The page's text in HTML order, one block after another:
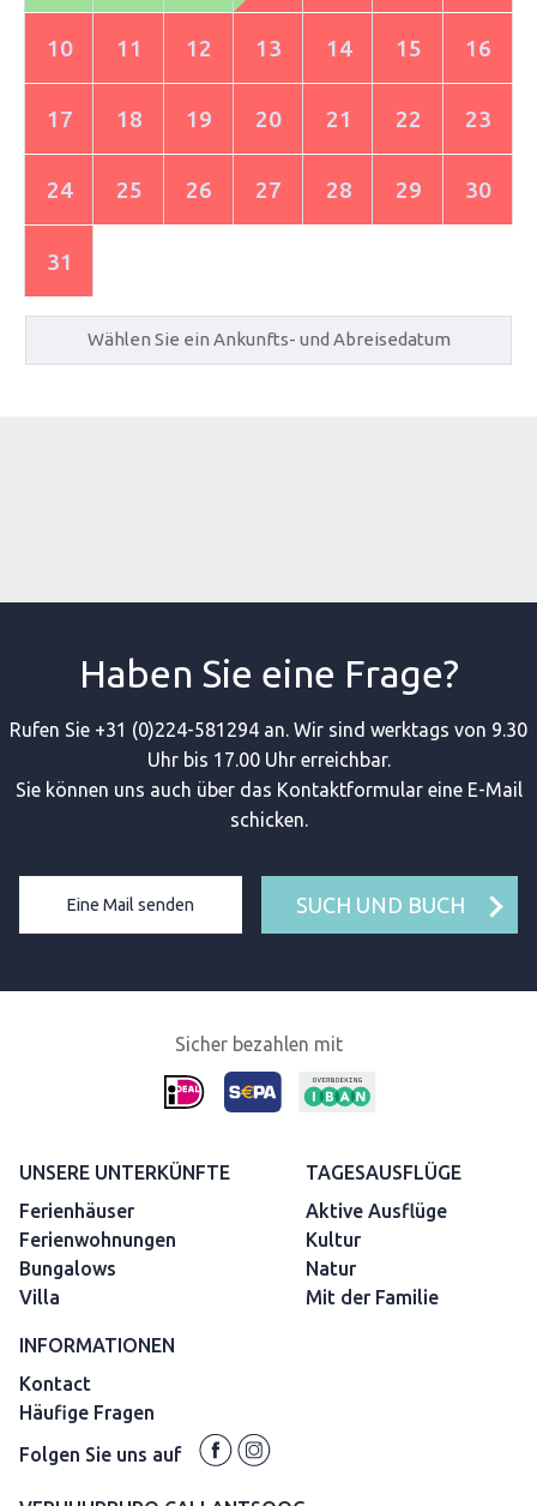
10 11 12 13 14 15 16
17 18 19 20 21 22 23
24 25 26 27 28 29 30
31
Haben Sie eine Frage?
Rufen Sie +31 (0)224-581294 an. Wir sind werktags von 9.30
Uhr bis 17.00 Uhr erreichbar.
Sie können uns auch über das Kontaktformular eine E-Mail
schicken.
Eine Mail senden SUCH UND BUCH
Sicher bezahlen mit
UNSERE UNTERKÜNFTE
Ferienhäuser
Ferienwohnungen
Bungalows
Villa
TAGESAUSFLÜGE
Aktive Ausflüge
Kultur
Natur
Mit der Familie
INFORMATIONEN
Kontact
Häufige Fragen
Folgen Sie uns auf